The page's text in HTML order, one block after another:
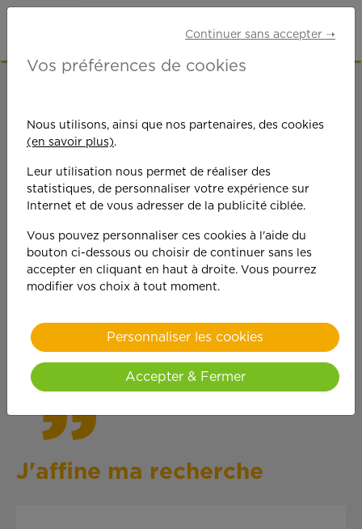
On est toujours plus
performant
quand on y met du
cœur !
J'affine ma recherche
Continuer sans accepter ➝
Vos préférences de cookies
Nous utilisons, ainsi que nos partenaires, des cookies
(en savoir plus).
Leur utilisation nous permet de réaliser des
statistiques, de personnaliser votre expérience sur
Internet et de vous adresser de la publicité ciblée.
Vous pouvez personnaliser ces cookies à l'aide du
bouton ci-dessous ou choisir de continuer sans les
accepter en cliquant en haut à droite. Vous pourrez
modifier vos choix à tout moment.
Personnaliser les cookies
Accepter & Fermer